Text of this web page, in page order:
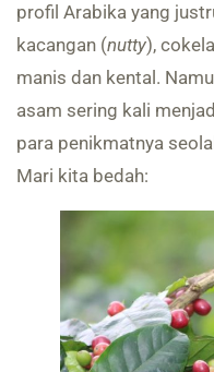
profil Arabika yang
kacangan (nutty),
manis dan kental.
asam sering kali
para penikmatnya
Mari kita bedah: